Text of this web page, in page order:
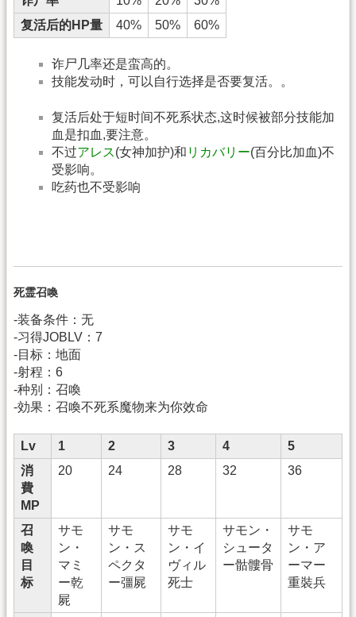
复活后的HP量
40% 50% 60%
诈尸几率还是蛮高的。
技能发动时，可以自行选择是否要复活。。
复活后处于短时间不死系状态,这时候被部分技能加
血是扣血,要注意。
不过アレス(女神加护)和 リカバリー(百分比加血)不
受影响。
吃药也不受影响
死霊召喚
-装备条件：无
-习得JOBLV：7
-目标：地面
-射程：6
-种别：召喚
-効果：召喚不死系魔物来为你效命
Lv 1 2 3 4
5
消
費
MP
20 24 28 32 36
召
喚
目
标
サモ
ン・
マミ
ー乾
屍
サモ
ン・ス
ペクタ
ー彊屍
サモ
ン・イ
ヴィル
死士
サモン・
シュータ
ー骷髏骨
サモ
ン・ア
ーマー
重裝兵